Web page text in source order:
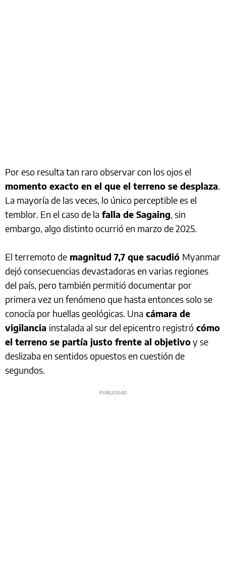
Por eso resulta tan raro observar con los ojos el
momento exacto en el que el terreno se desplaza.
La mayoría de las veces, lo único perceptible es el
temblor. En el caso de la falla de Sagaing, sin
embargo, algo distinto ocurrió en marzo de 2025.
El terremoto de magnitud 7,7 que sacudió Myanmar
dejó consecuencias devastadoras en varias regiones
del país, pero también permitió documentar por
primera vez un fenómeno que hasta entonces solo se
conocía por huellas geológicas. Una cámara de
vigilancia instalada al sur del epicentro registró cómo
el terreno se partía justo frente al objetivoy se
deslizaba en sentidos opuestos en cuestión de
segundos.